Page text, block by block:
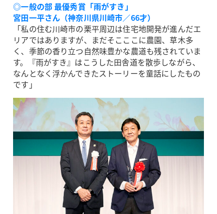
◎一般の部 最優秀賞「雨がすき」
宮田一平さん（神奈川県川崎市／66才）
「私の住む川崎市の栗平周辺は住宅地開発が進んだエ
リアではありますが、まだそこここに農園、草木多
く、季節の香り立つ自然味豊かな農道も残されていま
す。『雨がすき』はこうした田舎道を散歩しながら、
なんとなく浮かんできたストーリーを童話にしたもの
です」